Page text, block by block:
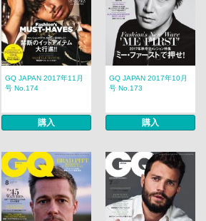
GQ JAPAN 2017年11月
号 No.174
購入
GQ JAPAN 2017年10月
号 No.173
購入